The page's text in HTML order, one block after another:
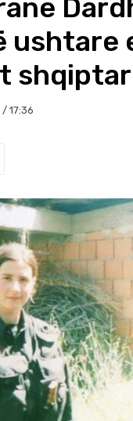
ushtare
shqiptar
17:36